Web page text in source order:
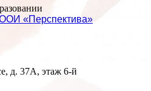
«Перспектива»
д. 37А, этаж 6-й